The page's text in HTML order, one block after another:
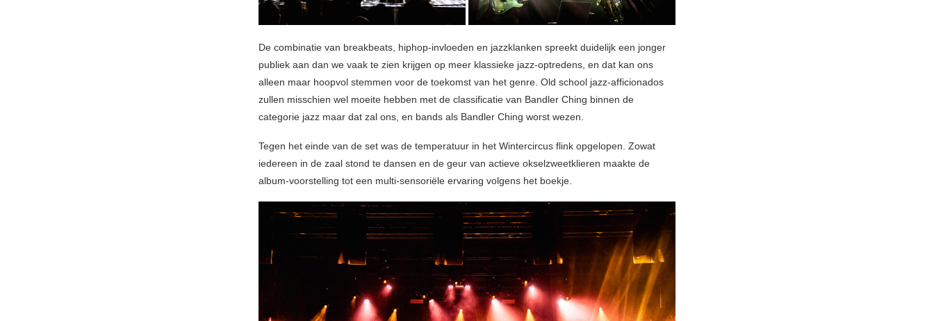
De combinatie van breakbeats, hiphop-invloeden en jazzklanken spreekt duidelijk een jonger
publiek aan dan we vaak te zien krijgen op meer klassieke jazz-optredens, en dat kan ons
alleen maar hoopvol stemmen voor de toekomst van het genre. Old school jazz-afficionados
zullen misschien wel moeite hebben met de classificatie van Bandler Ching binnen de
categorie jazz maar dat zal ons, en bands als Bandler Ching worst wezen.
Tegen het einde van de set was de temperatuur in het Wintercircus flink opgelopen. Zowat
iedereen in de zaal stond te dansen en de geur van actieve okselzweetklieren maakte de
album-voorstelling tot een multi-sensoriële ervaring volgens het boekje.